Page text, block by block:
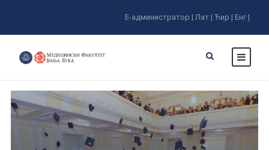
Е-администратор | Лат | Ћир | Енг |